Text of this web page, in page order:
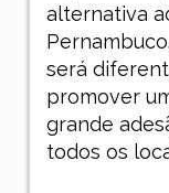
alternativa
será
promover
grande
todos os